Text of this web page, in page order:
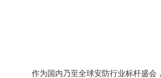
作为国内乃至全球安防行业标杆盛会，